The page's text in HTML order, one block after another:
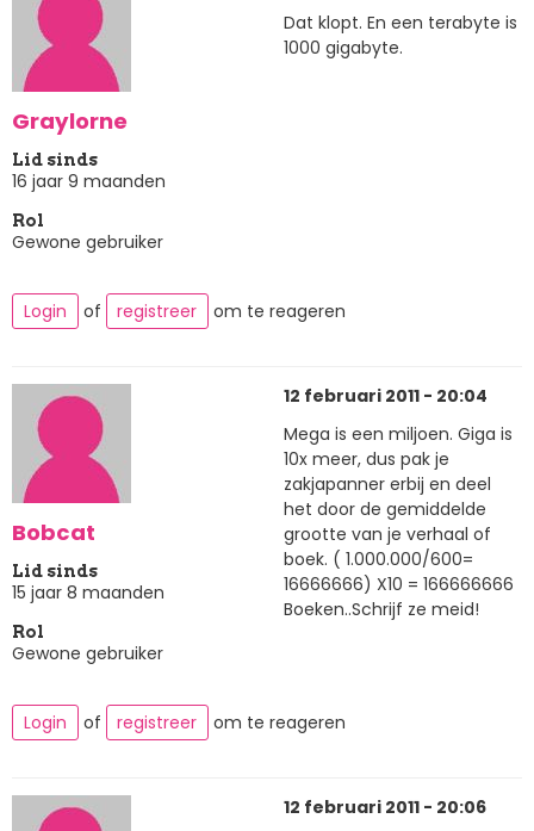
Graylorne
Lid sinds
16 jaar 9 maanden
Rol
Gewone gebruiker
Dat klopt. En een terabyte is
1000 gigabyte.
Login of registreer om te reageren
Bobcat
Lid sinds
15 jaar 8 maanden
Rol
Gewone gebruiker
12 februari 2011 - 20:04
Mega is een miljoen. Giga is
10x meer, dus pak je
zakjapanner erbij en deel
het door de gemiddelde
grootte van je verhaal of
boek. ( 1.000.000/600=
16666666) X10 = 166666666
Boeken..Schrijf ze meid!
Login of registreer om te reageren
12 februari 2011 - 20:06